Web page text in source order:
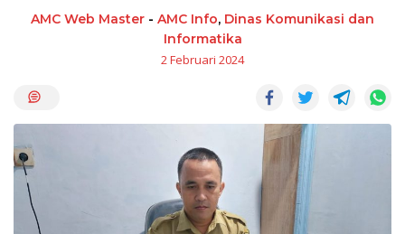
AMC Web Master - AMC Info, Dinas Komunikasi dan
Informatika
2 Februari 2024